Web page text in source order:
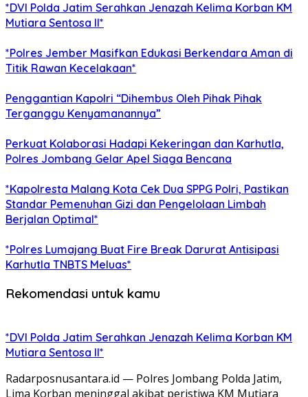
*DVI Polda Jatim Serahkan Jenazah Kelima Korban KM
Mutiara Sentosa II*
*Polres Jember Masifkan Edukasi Berkendara Aman di
Titik Rawan Kecelakaan*
Penggantian Kapolri “Dihembus Oleh Pihak Pihak
Terganggu Kenyamanannya”
Perkuat Kolaborasi Hadapi Kekeringan dan Karhutla,
Polres Jombang Gelar Apel Siaga Bencana
*Kapolresta Malang Kota Cek Dua SPPG Polri, Pastikan
Standar Pemenuhan Gizi dan Pengelolaan Limbah
Berjalan Optimal*
*Polres Lumajang Buat Fire Break Darurat Antisipasi
Karhutla TNBTS Meluas*
Rekomendasi untuk kamu
*DVI Polda Jatim Serahkan Jenazah Kelima Korban KM
Mutiara Sentosa II*
Radarposnusantara.id — Polres Jombang Polda Jatim,
Lima Korban meninggal akibat peristiwa KM Mutiara